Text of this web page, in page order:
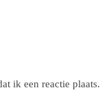
ik een reactie plaats.